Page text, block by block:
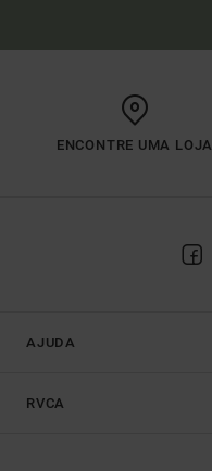
ENCONTRE UMA LOJA
AJUDA
RVCA